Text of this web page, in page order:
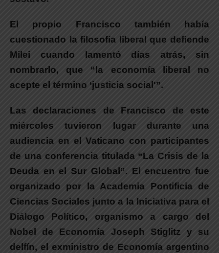
El propio Francisco también había
cuestionado la filosofía liberal que defiende
Milei cuando lamentó días atrás, sin
nombrarlo, que “la economía liberal no
acepte el término ‘justicia social'”.
Las declaraciones de Francisco de este
miércoles tuvieron lugar durante una
audiencia en el Vaticano con participantes
de una conferencia titulada “La Crisis de la
Deuda en el Sur Global”. El encuentro fue
organizado por la Academia Pontificia de
Ciencias Sociales junto a la Iniciativa para el
Diálogo Político, organismo a cargo del
Nobel de Economía Joseph Stiglitz y su
delfín, el exministro de Economía argentino